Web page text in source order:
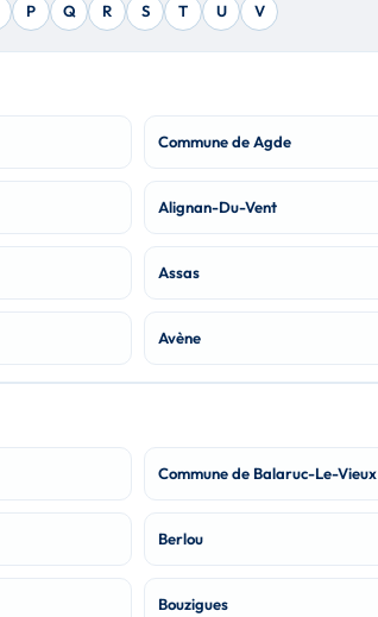
P Q R S T U V
Commune de Agde
Alignan-Du-Vent
Assas
Avène
Commune de Balaruc-Le-Vieux
Berlou
Bouzigues